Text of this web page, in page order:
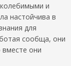
и
настойчива в
для
сообща, они
вместе они